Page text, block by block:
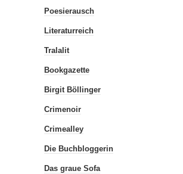
Poesierausch
Literaturreich
Tralalit
Bookgazette
Birgit Böllinger
Crimenoir
Crimealley
Die Buchbloggerin
Das graue Sofa